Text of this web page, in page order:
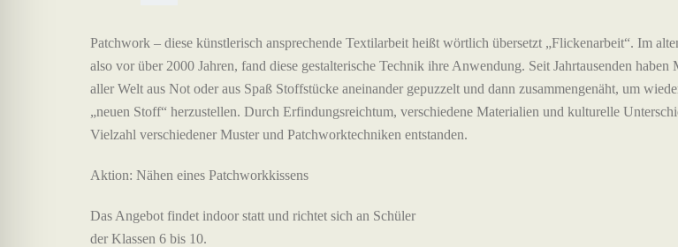
Patchwork – diese künstlerisch ansprechende Textilarbeit heißt wörtlich übersetzt „Flickenarbeit“. Im
also vor über 2000 Jahren, fand diese gestalterische Technik ihre Anwendung. Seit Jahrtausenden haben
aller Welt aus Not oder aus Spaß Stoffstücke aneinander gepuzzelt und dann zusammengenäht, um
„neuen Stoff“ herzustellen. Durch Erfindungsreichtum, verschiedene Materialien und kulturelle
Vielzahl verschiedener Muster und Patchworktechniken entstanden.
Aktion: Nähen eines Patchworkkissens
Das Angebot findet indoor statt und richtet sich an Schüler
der Klassen 6 bis 10.